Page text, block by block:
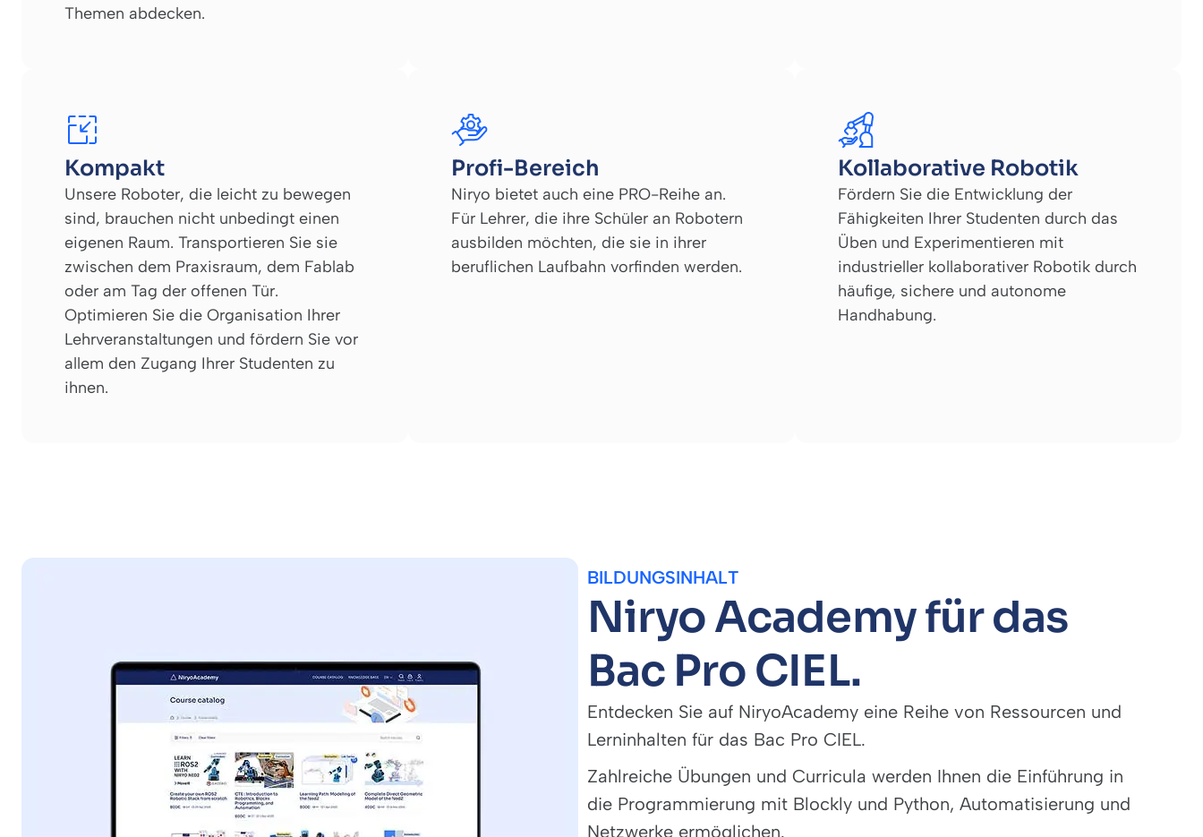
Themen abdecken.
Kompakt
Unsere Roboter, die leicht zu bewegen
sind, brauchen nicht unbedingt einen
eigenen Raum. Transportieren Sie sie
zwischen dem Praxisraum, dem Fablab
oder am Tag der offenen Tür.
Optimieren Sie die Organisation Ihrer
Lehrveranstaltungen und fördern Sie vor
allem den Zugang Ihrer Studenten zu
ihnen.
Profi-Bereich
Niryo bietet auch eine PRO-Reihe an.
Für Lehrer, die ihre Schüler an Robotern
ausbilden möchten, die sie in ihrer
beruflichen Laufbahn vorfinden werden.
Kollaborative Robotik
Fördern Sie die Entwicklung der
Fähigkeiten Ihrer Studenten durch das
Üben und Experimentieren mit
industrieller kollaborativer Robotik durch
häufige, sichere und autonome
Handhabung.
BILDUNGSINHALT
Niryo Academy für das
Bac Pro CIEL.
Entdecken Sie auf NiryoAcademy eine Reihe von Ressourcen und
Lerninhalten für das Bac Pro CIEL.
Zahlreiche Übungen und Curricula werden Ihnen die Einführung in
die Programmierung mit Blockly und Python, Automatisierung und
Netzwerke ermöglichen.